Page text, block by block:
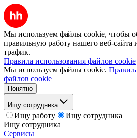
Мы используем файлы cookie, чтобы
правильную работу нашего веб-сайта
трафик.
Правила использования файлов cookie
Мы используем файлы cookie.
файлов cookie
Понятно
Ищу сотрудника
Ищу работу
Ищу сотрудника
Ищу сотрудника
Сервисы